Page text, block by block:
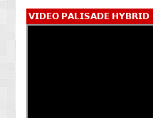
𝗩𝗜𝗗𝗘𝗢 𝗣𝗔𝗟𝗜𝗦𝗔𝗗𝗘 𝗛𝗬𝗕𝗥𝗜𝗗